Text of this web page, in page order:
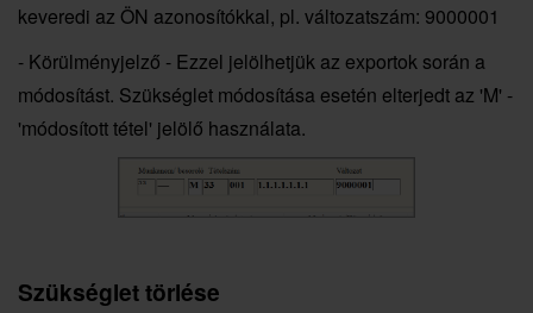
keveredi az ÖN azonosítókkal, pl. változatszám: 9000001
- Körülményjelző - Ezzel jelölhetjük az exportok során a
módosítást. Szükséglet módosítása esetén elterjedt az 'M' -
'módosított tétel' jelölő használata.
Szükséglet törlése